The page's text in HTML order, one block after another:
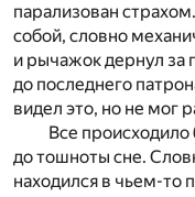
парализован
собой, словно
и рычажок дернул за
до последнего
видел это, но не мог
Все
до тошноты сне.
находился в чьем-то